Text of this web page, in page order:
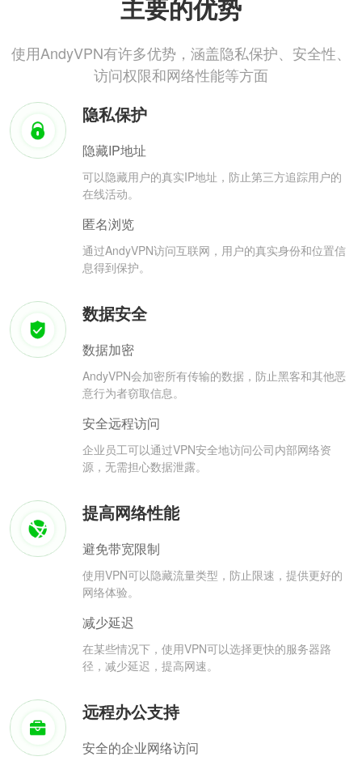
主要的优势
使用AndyVPN有许多优势，涵盖隐私保护、安全性、
访问权限和网络性能等方面
隐私保护
隐藏IP地址
可以隐藏用户的真实IP地址，防止第三方追踪用户的
在线活动。
匿名浏览
通过AndyVPN访问互联网，用户的真实身份和位置信
息得到保护。
数据安全
数据加密
AndyVPN会加密所有传输的数据，防止黑客和其他恶
意行为者窃取信息。
安全远程访问
企业员工可以通过VPN安全地访问公司内部网络资
源，无需担心数据泄露。
提高网络性能
避免带宽限制
使用VPN可以隐藏流量类型，防止限速，提供更好的
网络体验。
减少延迟
在某些情况下，使用VPN可以选择更快的服务器路
径，减少延迟，提高网速。
远程办公支持
安全的企业网络访问